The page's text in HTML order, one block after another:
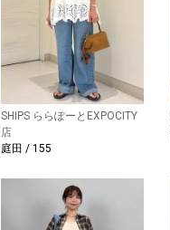
SHIPS ららぽーとEXPOCITY
店
庭田 / 155